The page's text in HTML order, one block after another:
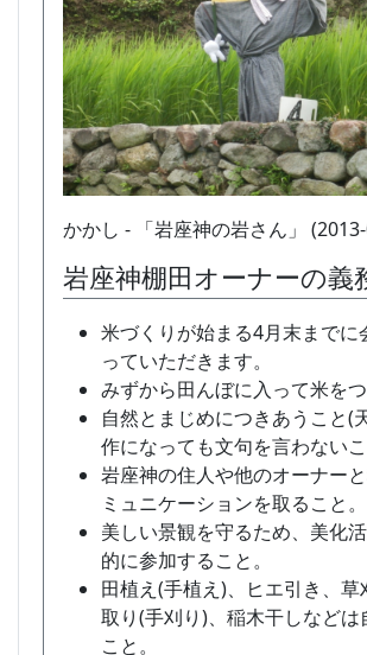
かかし - 「岩座神の岩さん」
岩座神棚田オーナーの義
米づくりが始まる4月末までに
っていただきます。
みずから田んぼに入って米をつ
自然とまじめにつきあうこと(
作になっても文句を言わないこ
岩座神の住人や他のオーナー
ミュニケーションを取ること。
美しい景観を守るため、美化
的に参加すること。
田植え(手植え)、ヒエ引き、草
取り(手刈り)、稲木干しなどは
こと。